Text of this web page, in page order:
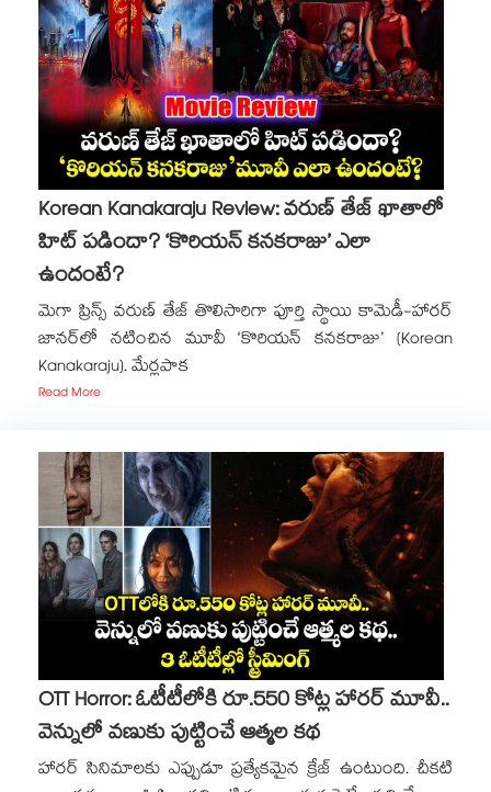
Korean Kanakaraju Review: వరుణ్ తేజ్ ఖాతాలో
హిట్ పడిందా? ‘కొరియన్ కనకరాజు’ ఎలా
ఉందంటే?
మెగా ప్రిన్స్ వరుణ్ తేజ్ తొలిసారిగా పూర్తి స్థాయి కామెడీ-హారర్
జానర్‌లో నటించిన మూవీ ‘కొరియన్ కనకరాజు’ (Korean
Kanakaraju). మేర్లపాక
Read More
OTT Horror: ఓటీటీలోకి రూ.550 కోట్ల హారర్ మూవీ..
వెన్నులో వణుకు పుట్టించే ఆత్మల కథ
హారర్ సినిమాలకు ఎప్పుడూ ప్రత్యేకమైన క్రేజ్ ఉంటుంది. చీకటి